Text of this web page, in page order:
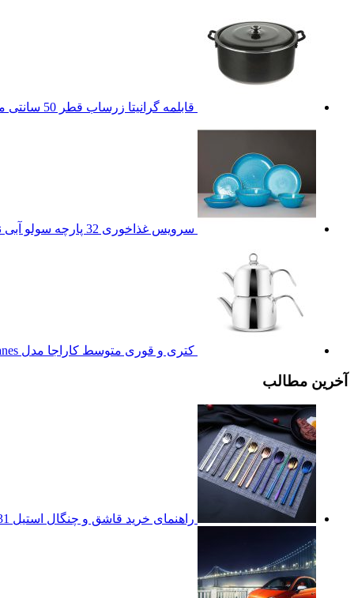
قابلمه گرانیتا زرساب قطر 50 سانتی متر
سرویس غذاخوری 32 پارچه سولو آبی
کتری و قوری متوسط کاراجا مدل Manes
آخرین مطالب
راهنمای خرید قاشق و چنگال استیل 31